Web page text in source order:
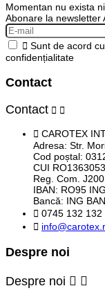
Momentan nu exista
Abonare la newsletter
 Sunt de acord
confidențialitate
Contact
Contact  
 CAROTEX
Adresa: Str.
Cod poștal:
CUI
Reg. Com.
IBAN: RO95
Bancă: ING
 0745 132 132

Despre noi
Despre noi  